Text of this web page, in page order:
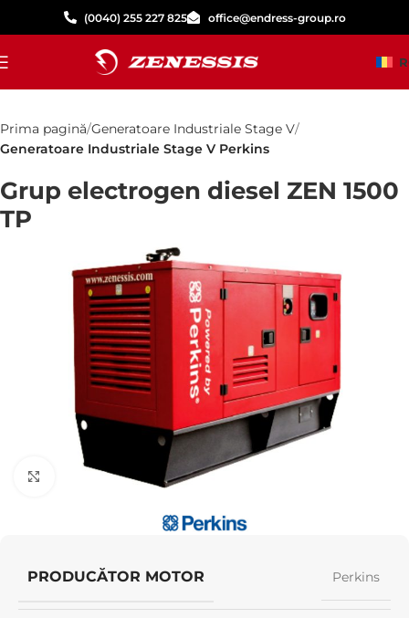
(0040) 255 227 825 office@endress-group.ro
Prima pagină Generatoare Industriale Stage V
Generatoare Industriale Stage V Perkins
Grup electrogen diesel ZEN 1500
TP
Click pentru a mări
PRODUCĂTOR MOTOR Perkins